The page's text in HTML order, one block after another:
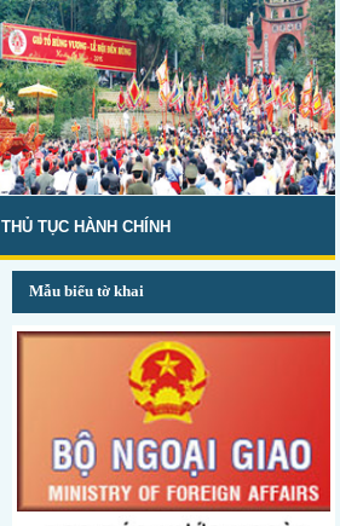
THỦ TỤC HÀNH CHÍNH
Mẫu biểu tờ khai